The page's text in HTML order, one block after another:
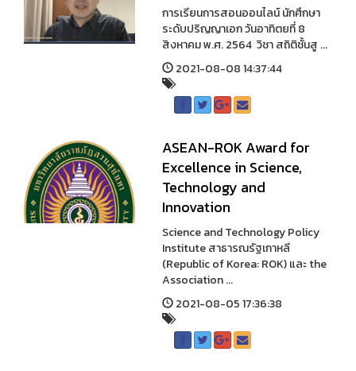
การเรียนการสอนออนไลน์ นักศึกษา
ระดับปริญญาเอก วันอาทิตยที่ 8
สิงหาคม พ.ศ. 2564 วิชา สถิติชั้นสู ...
2021-08-08 14:37:44
ASEAN-ROK Award for
Excellence in Science,
Technology and
Innovation
Science and Technology Policy
Institute สาธารณรัฐเกาหลี
(Republic of Korea: ROK) และ the
Association ...
2021-08-05 17:36:38